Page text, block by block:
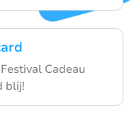
Cadeau
blij!